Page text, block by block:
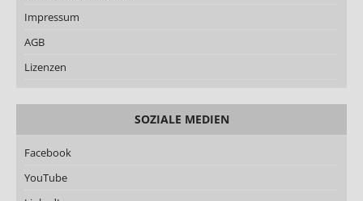
Impressum
AGB
Lizenzen
SOZIALE MEDIEN
Facebook
YouTube